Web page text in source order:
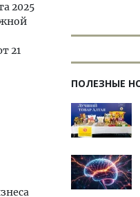
2025
21
ПОЛЕЗНЫЕ